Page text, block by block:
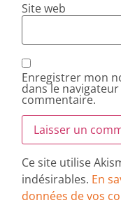
Site web
Enregistrer mon
dans le
commentaire.
Ce site utilise
indésirables. En
données de vos